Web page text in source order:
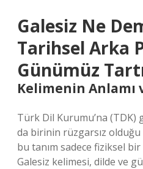
Galesiz Ne
Tarihsel Arka
Günümüz
Kelimenin Anlamı
Türk Dil Kurumu’na (TDK)
da birinin rüzgarsız olduğu
bu tanım sadece fiziksel
Galesiz kelimesi, dilde ve